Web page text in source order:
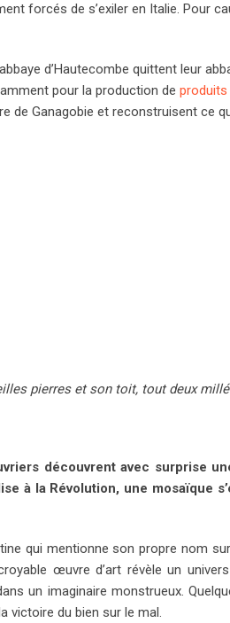
forcés de s’exiler en Italie. Pour
d’Hautecombe quittent leur
pour la production de
de Ganagobie et reconstruisent ce
pierres et son toit, tout deux
découvrent avec surprise
à la Révolution, une mosaïque
qui mentionne son propre nom
œuvre d’art révèle un
un imaginaire monstrueux.
victoire du bien sur le mal.